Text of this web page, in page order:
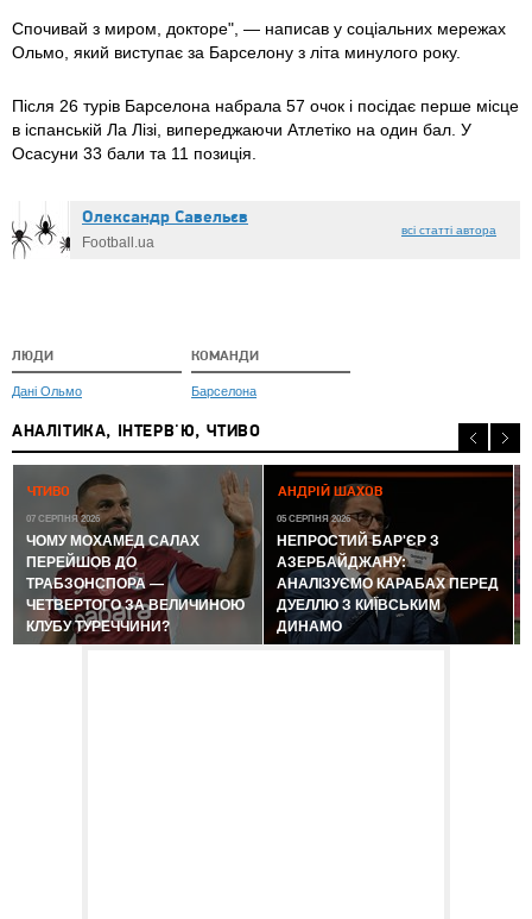
Спочивай з миром, докторе", — написав у соціальних мережах
Ольмо, який виступає за Барселону з літа минулого року.
Після 26 турів Барселона набрала 57 очок і посідає перше місце
в іспанській Ла Лізі, випереджаючи Атлетіко на один бал. У
Осасуни 33 бали та 11 позиція.
Олександр Caвeльєв
Football.ua
всі статті автора
ЛЮДИ
Дані Ольмо
КОМАНДИ
Барселона
АНАЛІТИКА, ІНТЕРВ'Ю, ЧТИВО
ЧТИВО
07 СЕРПНЯ 2026
ЧОМУ МОХАМЕД САЛАХ
ПЕРЕЙШОВ ДО
ТРАБЗОНСПОРА —
ЧЕТВЕРТОГО ЗА ВЕЛИЧИНОЮ
КЛУБУ ТУРЕЧЧИНИ?
АНДРІЙ ШАХОВ
05 СЕРПНЯ 2026
НЕПРОСТИЙ БАР'ЄР З
АЗЕРБАЙДЖАНУ:
АНАЛІЗУЄМО КАРАБАХ ПЕРЕД
ДУЕЛЛЮ З КИЇВСЬКИМ
ДИНАМО